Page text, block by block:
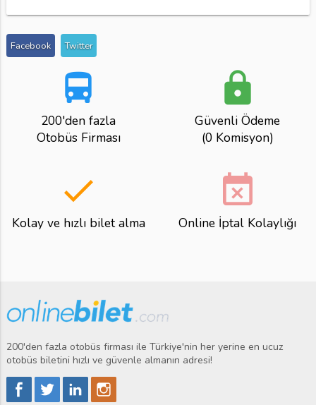
Facebook Twitter
directions_bus
200'den fazla
Otobüs Firması
lock
Güvenli Ödeme
(0 Komisyon)
done
Kolay ve hızlı bilet alma
event_busy
Online İptal Kolaylığı
200'den fazla otobüs firması ile Türkiye'nin her yerine en ucuz
otobüs biletini hızlı ve güvenle almanın adresi!